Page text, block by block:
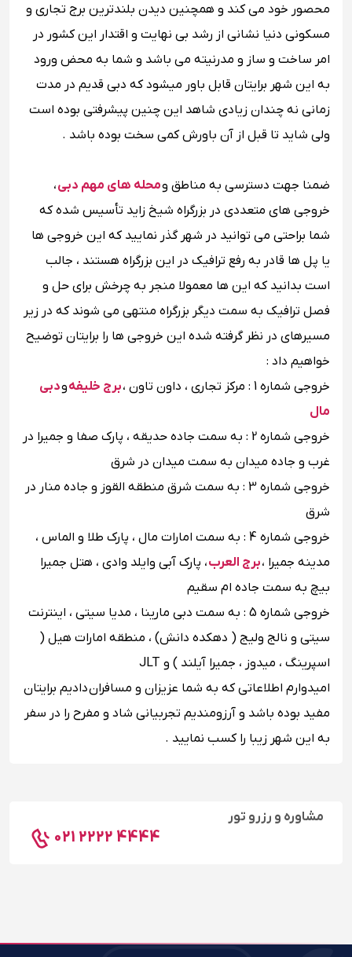
محصور خود می کند و همچنین دیدن بلندترین برج تجاری و
مسکونی دنیا نشانی از رشد بی نهایت و اقتدار این کشور در
امر ساخت و ساز و مدرنیته می باشد و شما به محض ورود
به این شهر برایتان قابل باور میشود که دبی قدیم در مدت
زمانی نه چندان زیادی شاهد این چنین پیشرفتی بوده است
ولی شاید تا قبل از آن باورش کمی سخت بوده باشد .
ضمنا جهت دسترسی به مناطق ومحله های مهم دبی،
خروجی های متعددی در بزرگراه شیخ زاید تأسیس شده که
شما براحتی می توانید در شهر گذر نمایید که این خروجی ها
یا پل ها قادر به رفع ترافیک در این بزرگراه هستند ، جالب
است بدانید که این ‌ها معمولا منجر به چرخش برای حل‌ و
فصل ترافیک به سمت دیگر بزرگراه منتهی می شوند که در زیر
مسیرهای در نظر گرفته شده این خروجی ها را برایتان توضیح
خواهیم داد :
خروجی شماره 1 : مرکز تجاری ، داون تاون ،
برج خلیفهودبی
مال
خروجی شماره 2 : به سمت جاده حدیقه ، پارک صفا و جمیرا در
غرب و جاده میدان به سمت میدان در شرق
خروجی شماره 3 : به سمت شرق منطقه القوز و جاده منار در
شرق
خروجی شماره 4 : به سمت امارات مال ، پارک طلا و الماس ،
مدینه جمیرا ،برج العرب، پارک آبی وایلد وادی ، هتل جمیرا
بیچ به سمت جاده ام سقیم
خروجی شماره 5 : به سمت دبی مارینا ، مدیا سیتی ، اینترنت
سیتی و نالج ولیج ( دهکده دانش) ، منطقه امارات هیل (
اسپرینگ ، میدوز ، جمیرا آیلند ) و JLT
امیدوارم اطلاعاتی که به شما عزیزان و مسافران دادیم برایتان
مفید بوده باشد و آرزومندیم تجربیانی شاد و مفرح را در سفر
به این شهر زیبا را کسب نمایید .
مشاوره و رزرو تور
021 2222 4444